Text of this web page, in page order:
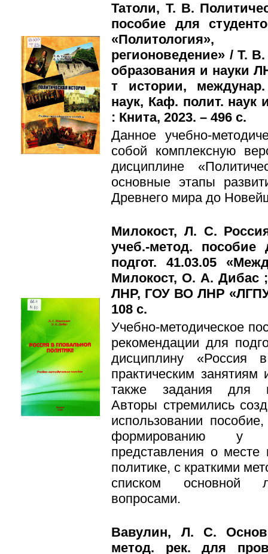
Татоли, Т. В.
пособие для
регионоведение» / Т.
образования и науки
т истории,
наук, Каф. полит. наук
: Книта, 2023. – 496 с.
Данное учебно-
собой комплексную
дисциплине
основные этапы
Древнего мира до
Милокост, Л. С.
учеб.-метод. пособие
подгот. 41.03.05
Милокост, О. А. Дибас
ЛНР, ГОУ ВО ЛНР
108 с.
Учебно-методическое
рекомендации для
дисциплину «Россия
практическим занятиям
также задания для
Авторы стремились
использовании
формированию у
представления о
политике, с краткими
списком основной
вопросами.
Вавулин, Л. С.
метод. рек. для